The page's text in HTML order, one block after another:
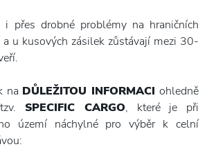
i přes drobné problémy na hraničních
u kusových zásilek zůstávají mezi 30-
na DŮLEŽITOU INFORMACI ohledně
tzv.SPECIFIC CARGO, které je při
území náchylné pro výběr k celní